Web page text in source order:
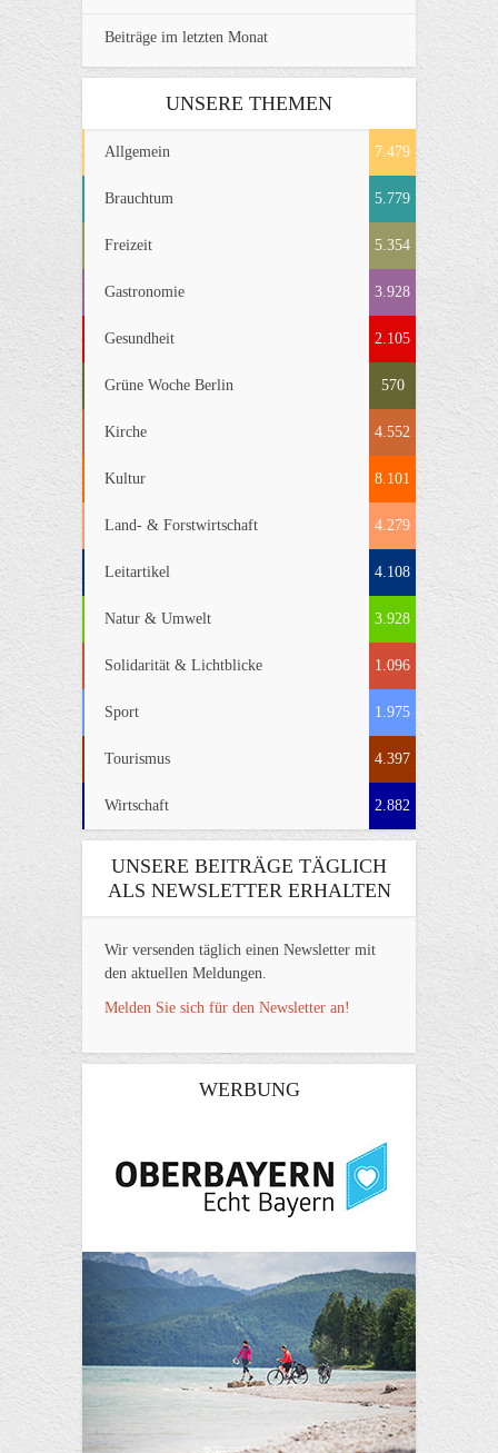
Beiträge im letzten Monat
UNSERE THEMEN
Allgemein 7.479
Brauchtum 5.779
Freizeit 5.354
Gastronomie 3.928
Gesundheit 2.105
Grüne Woche Berlin 570
Kirche 4.552
Kultur 8.101
Land- & Forstwirtschaft 4.279
Leitartikel 4.108
Natur & Umwelt 3.928
Solidarität & Lichtblicke 1.096
Sport 1.975
Tourismus 4.397
Wirtschaft 2.882
UNSERE BEITRÄGE TÄGLICH
ALS NEWSLETTER ERHALTEN
Wir versenden täglich einen Newsletter mit
den aktuellen Meldungen.
Melden Sie sich für den Newsletter an!
WERBUNG